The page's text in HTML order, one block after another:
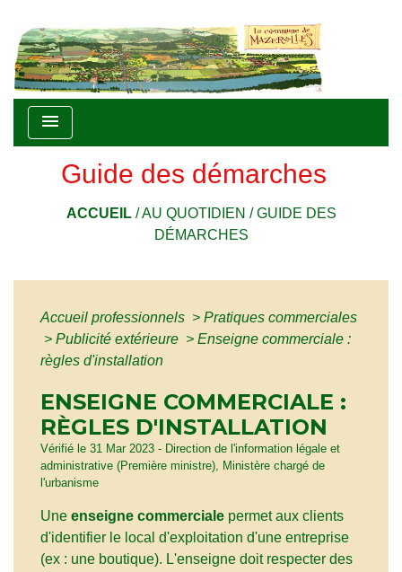
menu
Guide des démarches
ACCUEIL/AU QUOTIDIEN /GUIDE DES
DÉMARCHES
Accueil professionnels > Pratiques commerciales
> Publicité extérieure > Enseigne commerciale :
règles d'installation
ENSEIGNE COMMERCIALE :
RÈGLES D'INSTALLATION
Vérifié le 31 Mar 2023 - Direction de l'information légale et
administrative (Première ministre), Ministère chargé de
l'urbanisme
Une enseigne commerciale permet aux clients
d'identifier le local d'exploitation d'une entreprise
(ex : une boutique). L'enseigne doit respecter des